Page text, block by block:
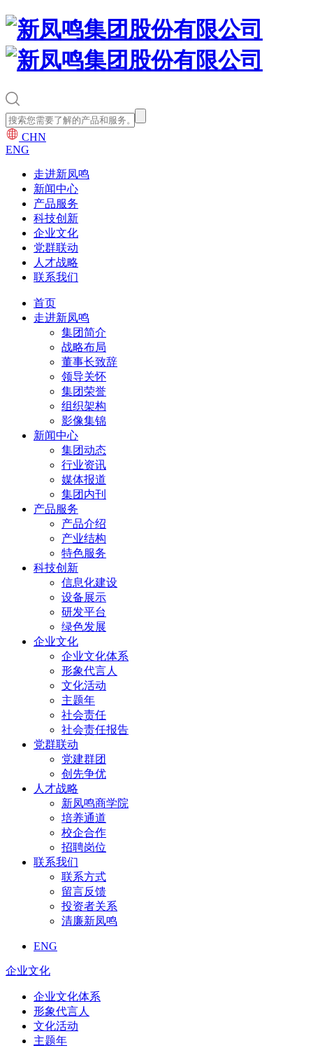
CHN
ENG
走进新凤鸣
新闻中心
产品服务
科技创新
企业文化
党群联动
人才战略
联系我们
首页
走进新凤鸣
集团简介
战略布局
董事长致辞
领导关怀
集团荣誉
组织架构
影像集锦
新闻中心
集团动态
行业资讯
媒体报道
集团内刊
产品服务
产品介绍
产业结构
特色服务
科技创新
信息化建设
设备展示
研发平台
绿色发展
企业文化
企业文化体系
形象代言人
文化活动
主题年
社会责任
社会责任报告
党群联动
党建群团
创先争优
人才战略
新凤鸣商学院
培养通道
校企合作
招聘岗位
联系我们
联系方式
留言反馈
投资者关系
清廉新凤鸣
ENG
企业文化
企业文化体系
形象代言人
文化活动
主题年